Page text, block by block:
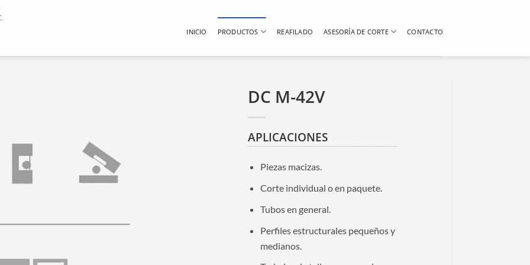
INICIO PRODUCTOS REAFILADO ASESORÍA DE CORTE CONTACTO
DC M-42V
APLICACIONES
Piezas macizas.
Corte individual o en paquete.
Tubos en general.
Perfiles estructurales pequeños y
medianos.